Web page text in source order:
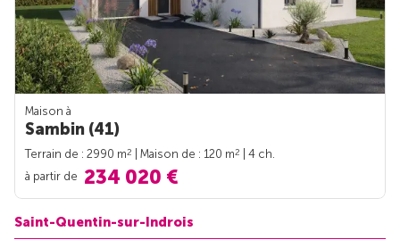
Maison à
Sambin (41)
Terrain de : 2990 m2 | Maison de : 120 m2
| 4 ch.
à partir de 234 020 €
Saint-Quentin-sur-Indrois